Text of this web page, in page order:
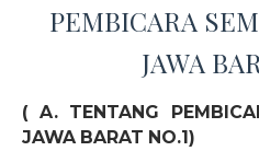
PEMBICARA
JAWA
( A. TENTANG
JAWA BARAT NO.1)